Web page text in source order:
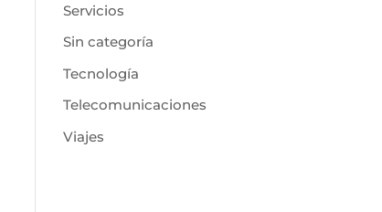
Servicios
Sin categoría
Tecnología
Telecomunicaciones
Viajes